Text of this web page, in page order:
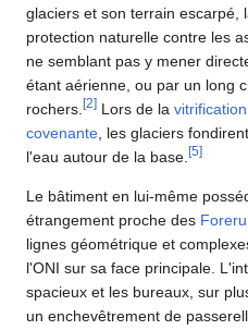
glaciers et son terrain escarpé,
protection naturelle contre les
ne semblant pas y mener
étant aérienne, ou par un long
rochers. [2] Lors de la vitrification
covenante , les glaciers
l'eau autour de la base. [5]
Le bâtiment en lui-même
étrangement proche des
lignes géométrique et
l'ONI sur sa face principale.
spacieux et les bureaux, sur
un enchevêtrement de